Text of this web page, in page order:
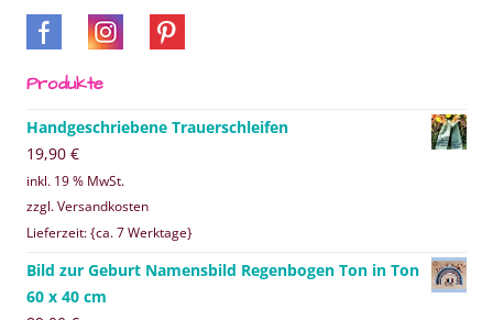
Produkte
Handgeschriebene Trauerschleifen
19,90 €
inkl. 19 % MwSt.
zzgl. Versandkosten
Lieferzeit: {ca. 7 Werktage}
Bild zur Geburt Namensbild Regenbogen Ton in Ton
60 x 40 cm